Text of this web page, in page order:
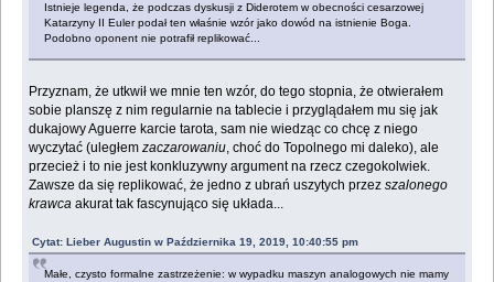
Istnieje legenda, że podczas dyskusji z Diderotem w obecności cesarzowej
Katarzyny II Euler podał ten właśnie wzór jako dowód na istnienie Boga.
Podobno oponent nie potrafił replikować...
Przyznam, że utkwił we mnie ten wzór, do tego stopnia, że otwierałem
sobie planszę z nim regularnie na tablecie i przyglądałem mu się jak
dukajowy Aguerre karcie tarota, sam nie wiedząc co chcę z niego
wyczytać (uległemzaczarowaniu, choć do Topolnego mi daleko), ale
przecież i to nie jest konkluzywny argument na rzecz czegokolwiek.
Zawsze da się replikować, że jedno z ubrań uszytych przezszalonego
krawca akurat tak fascynująco się układa...
Cytat: Lieber Augustin w Października 19, 2019, 10:40:55 pm
Małe, czysto formalne zastrzeżenie: w wypadku maszyn analogowych nie mamy